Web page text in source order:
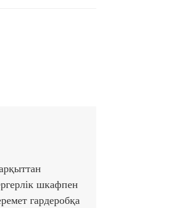
шкафпен
гардеробқа